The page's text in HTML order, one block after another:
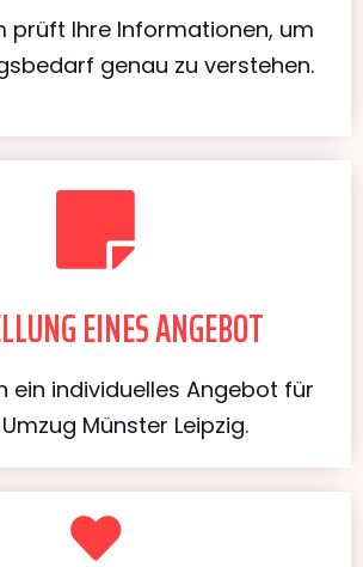
prüft Ihre Informationen, um
genau zu verstehen.
EINES ANGEBOT
ein individuelles Angebot für
Münster Leipzig.